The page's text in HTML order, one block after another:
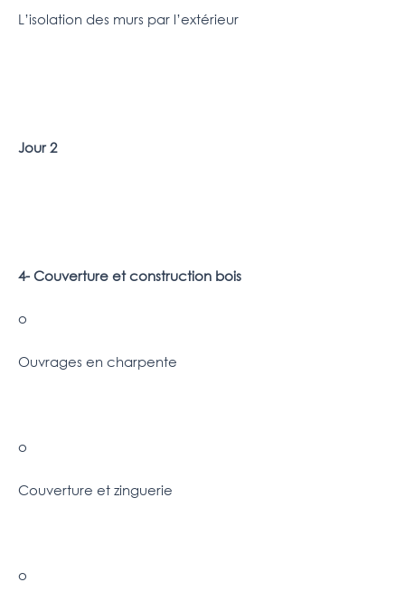
L’isolation des murs par l’extérieur
Jour 2
4- Couverture et construction bois
o
Ouvrages en charpente
o
Couverture et zinguerie
o